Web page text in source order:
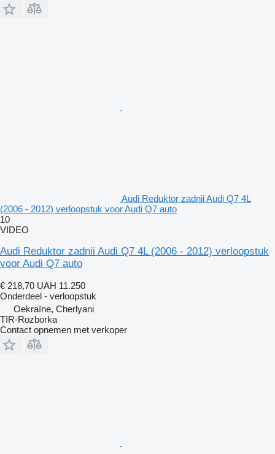
Audi Reduktor zadnii Audi Q7 4L
(2006 - 2012) verloopstuk voor Audi Q7 auto
10
VIDEO
Audi Reduktor zadnii Audi Q7 4L (2006 - 2012) verloopstuk
voor Audi Q7 auto
€ 218,70 UAH 11.250
Onderdeel - verloopstuk
Oekraïne, Cherlyani
TIR-Rozborka
Contact opnemen met verkoper